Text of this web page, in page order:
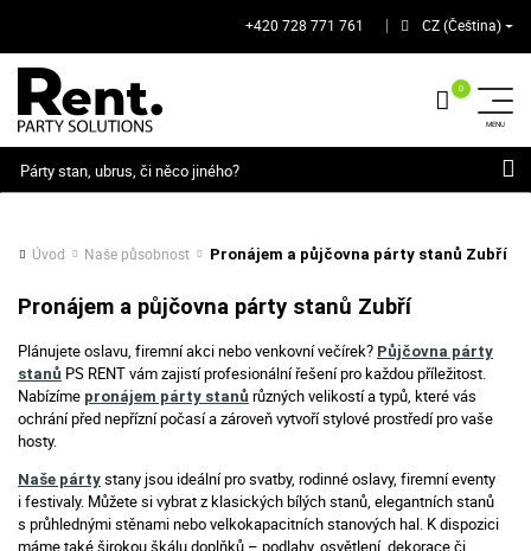
+420 728 771 761 CZ (Čeština)
Úvod Naše působnost Pronájem a půjčovna párty stanů Zubří
Pronájem a půjčovna párty stanů Zubří
Plánujete oslavu, firemní akci nebo venkovní večírek? Půjčovna párty
stanů PS RENT vám zajistí profesionální řešení pro každou příležitost.
Nabízíme pronájem párty stanů různých velikostí a typů, které vás
ochrání před nepřízní počasí a zároveň vytvoří stylové prostředí pro vaše
hosty.
Naše párty stany jsou ideální pro svatby, rodinné oslavy, firemní eventy
i festivaly. Můžete si vybrat z klasických bílých stanů, elegantních stanů
s průhlednými stěnami nebo velkokapacitních stanových hal. K dispozici
máme také širokou škálu doplňků – podlahy, osvětlení, dekorace či